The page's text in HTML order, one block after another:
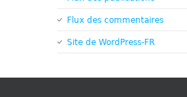
Flux des commentaires
Site de WordPress-FR